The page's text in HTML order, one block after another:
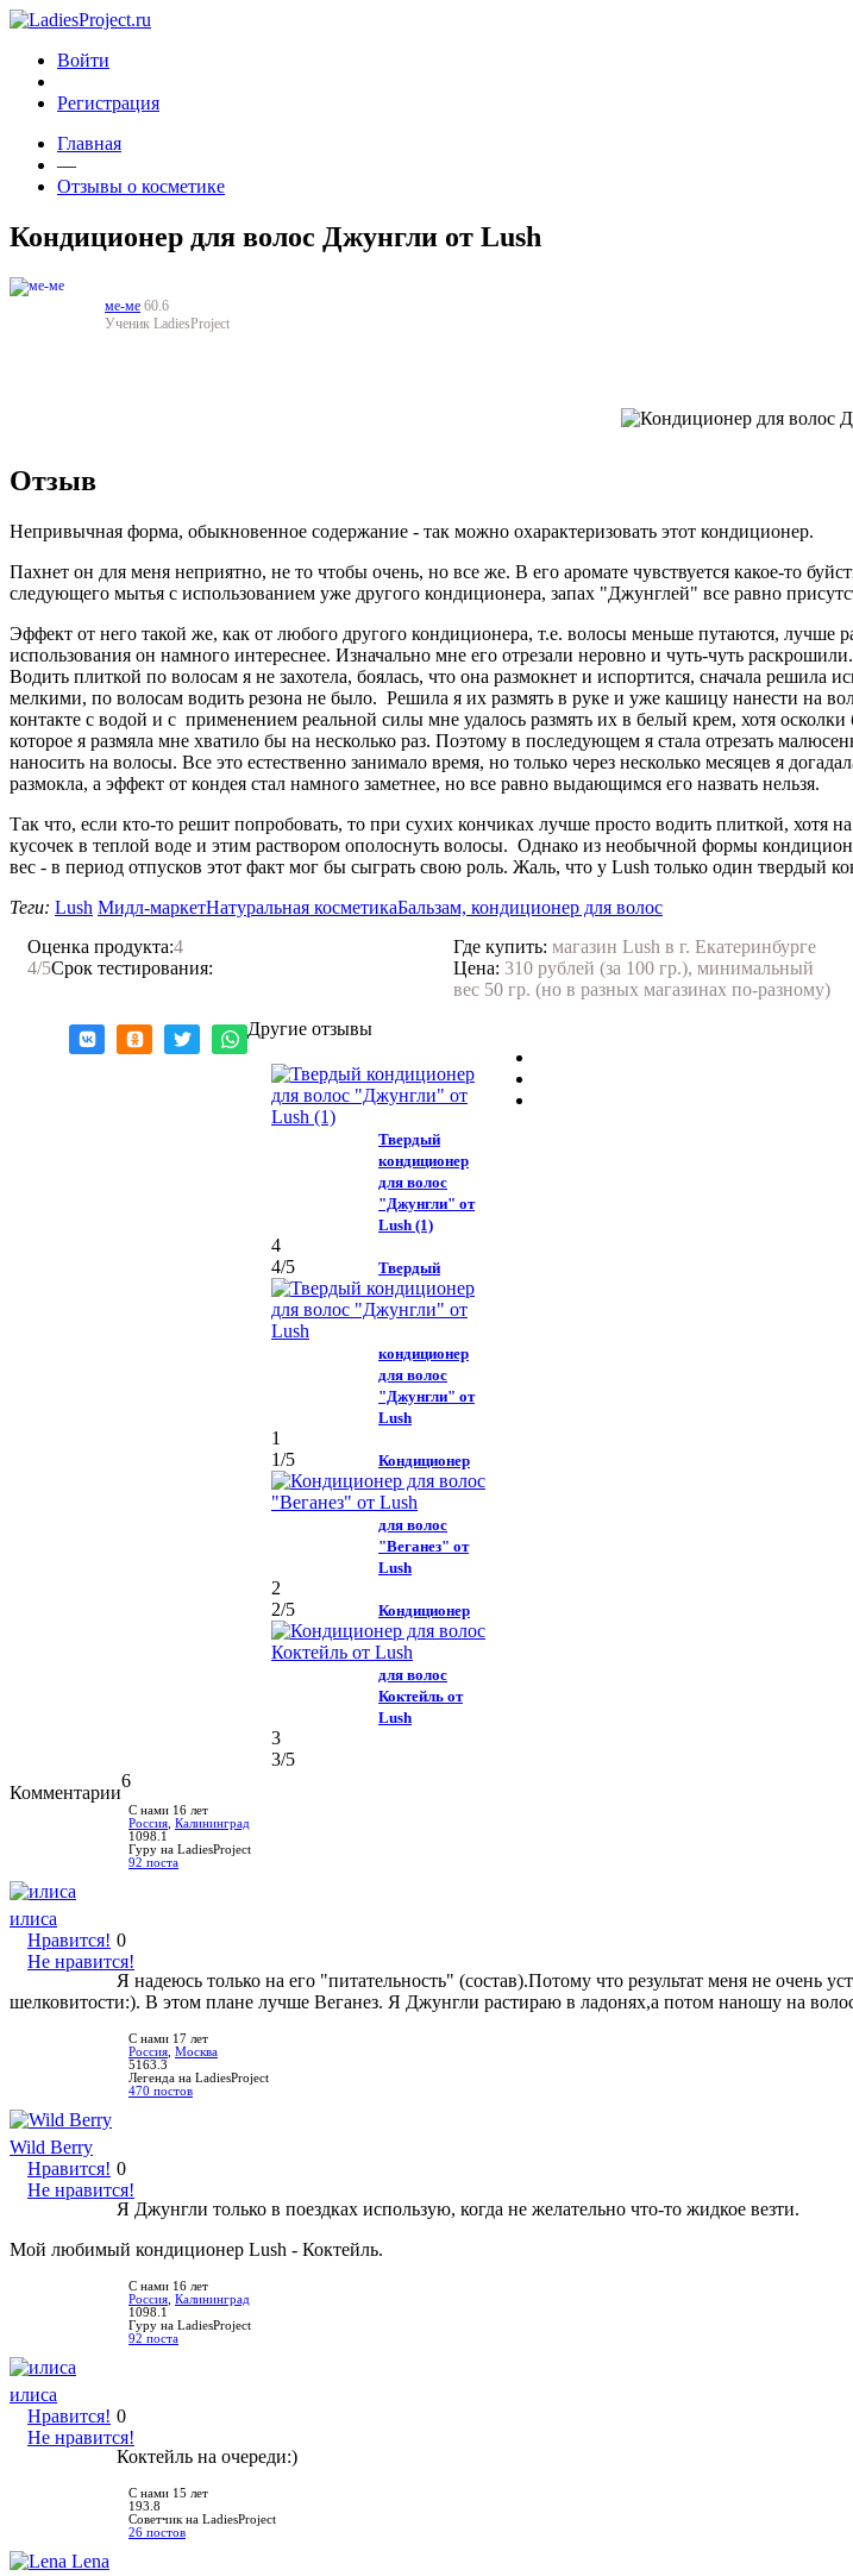
Войти
Регистрация
Главная
—
Отзывы о косметике
Кондиционер для волос Джунгли от Lush
ме-ме 60.6
Ученик LadiesProject
Отзыв
Непривычная форма, обыкновенное содержание - так можно охарактеризовать этот кондиционер.
Пахнет он для меня неприятно, не то чтобы очень, но все же. В его аромате чувствуется какое-то
следующего мытья с использованием уже другого кондиционера, запах "Джунглей" все равно
Эффект от него такой же, как от любого другого кондиционера, т.е. волосы меньше путаются, лучше
использования он намного интереснее. Изначально мне его отрезали неровно и чуть-чуть
Водить плиткой по волосам я не захотела, боялась, что она размокнет и испортится, сначала решила
мелкими, по волосам водить резона не было. Решила я их размять в руке и уже кашицу нанести на
контакте с водой и с применением реальной силы мне удалось размять их в белый крем, хотя
которое я размяла мне хватило бы на несколько раз. Поэтому в последующем я стала отрезать
наносить на волосы. Все это естественно занимало время, но только через несколько месяцев я
размокла, а эффект от кондея стал намного заметнее, но все равно выдающимся его назвать нельзя.
Так что, если кто-то решит попробовать, то при сухих кончиках лучше просто водить плиткой, хотя
кусочек в теплой воде и этим раствором ополоснуть волосы. Однако из необычной формы
вес - в период отпусков этот факт мог бы сыграть свою роль. Жаль, что у Lush только один твердый
Теги: Lush Мидл-маркетНатуральная косметикаБальзам, кондиционер для волос
Оценка продукта:4
4/5Срок тестирования:
Где купить: магазин Lush в г. Екатеринбурге
Цена: 310 рублей (за 100 гр.), минимальный
вес 50 гр. (но в разных магазинах по-разному)
Другие отзывы
Твердый
кондиционер
для волос
"Джунгли" от
Lush (1)
4
4/5 Твердый
кондиционер
для волос
"Джунгли" от
Lush
1
1/5 Кондиционер
для волос
"Веганез" от
Lush
2
2/5 Кондиционер
для волос
Коктейль от
Lush
3
3/5
Комментарии
6
С нами 16 лет
Россия Калининград
1098.1
Гуру на LadiesProject
92 поста
илиса
Нравится!
Не нравится!
0
Я надеюсь только на его "питательность" (состав).Потому что результат меня не очень
шелковитости:). В этом плане лучше Веганез. Я Джунгли растираю в ладонях,а потом наношу на
С нами 17 лет
Россия Москва
5163.3
Легенда на LadiesProject
470 постов
Wild Berry
Нравится!
Не нравится!
0
Я Джунгли только в поездках использую, когда не желательно что-то жидкое везти.
Мой любимый кондиционер Lush - Коктейль.
С нами 16 лет
Россия Калининград
1098.1
Гуру на LadiesProject
92 поста
илиса
Нравится!
Не нравится!
0
Коктейль на очереди:)
С нами 15 лет
193.8
Советчик на LadiesProject
26 постов